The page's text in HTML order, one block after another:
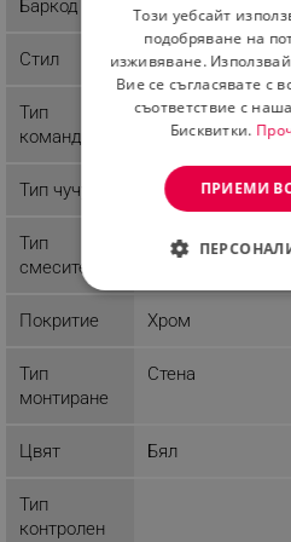
Баркод 3800235305850
Стил С изтеглящ чучур
Тип
команда
Тип чучур
Тип
смесител
Кухненска мивка
Покритие Хром
Тип
монтиране
Стена
Цвят Бял
Тип
контролен
Този уебсайт
подобряване на
изживяване.
Вие се съгласявате с
съответствие с
Бисквитки.
ПРИЕМИ
СТРОГО